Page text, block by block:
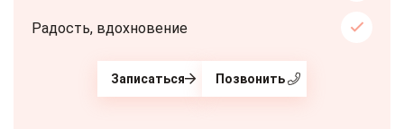
Радость, вдохновение
Записаться Позвонить